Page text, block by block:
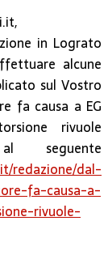
in Lograto
alcune
sul Vostro
fa causa a EG
rivuole
seguente
redazione/dal-
fa-causa-a-
rivuole-